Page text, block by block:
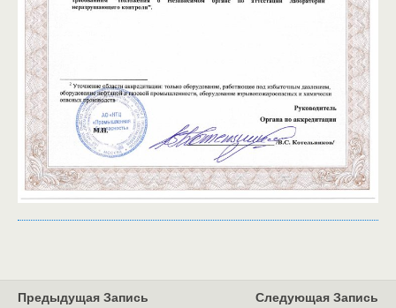
Предыдущая Запись Следующая Запись